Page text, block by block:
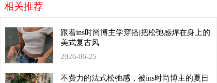
相关推荐
跟着ins时尚博主学穿搭|把松弛感焊在身上的
美式复古风
2026-06-25
不费力的法式松弛感，被ins时尚博主的夏日